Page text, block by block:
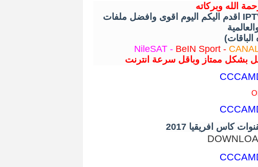
الله وبركاته
اقدم اليكم اليوم اقوى وافضل ملفات IPTV للتمتع باقوي مشاهدة للعديد من الباقات
NileSAT - BeIN Sport -
بشكل ممتاز وباقل سرعة انترنت
كاس افريقيا 2017